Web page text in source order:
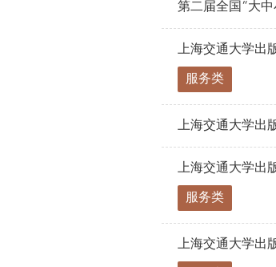
第二届全国“大
上海交通大学出
服务类
上海交通大学出
上海交通大学出
服务类
上海交通大学出